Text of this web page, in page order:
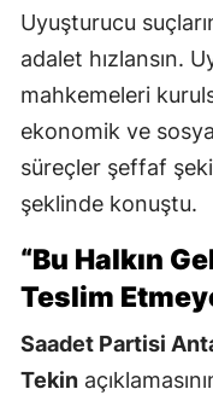
Uyuşturucu
adalet hızlansın.
mahkemeleri
ekonomik ve
süreçler şeffaf
şeklinde konuştu.
“Bu Halkın
Teslim
Saadet Partisi
Tekin